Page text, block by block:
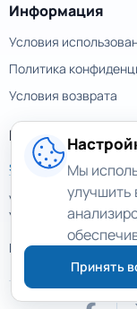
Информация
Условия
Политика
Условия возврата
Контакты
ул. Большая
Украина, Киев
Еще контакты >
Мы
улучшить
Принять